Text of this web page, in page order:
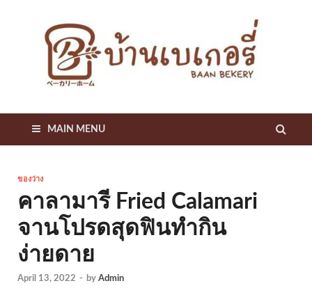
ลับ
MAIN MENU
ของว่าง
คาลามารี Fried Calamari
จานโปรดสุดฟินทำกิน
ง่ายดาย
April 13, 2022 - by Admin